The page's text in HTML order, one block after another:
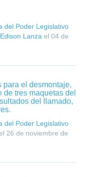
del Poder Legislativo
Edison Lanza el 04 de
para el desmontaje,
tres maquetas del
del llamado,
del Poder Legislativo
26 de noviembre de